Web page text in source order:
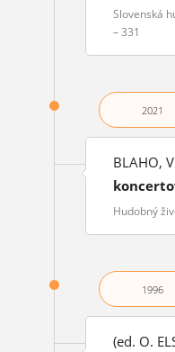
Slovenská
– 331
2021
BLAHO,
Hudobný
1996
(ed. O.